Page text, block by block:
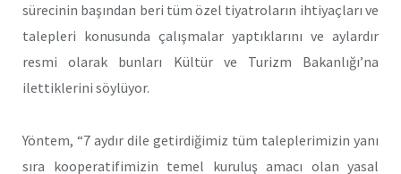
sürecinin başından beri tüm özel tiyatroların ihtiyaçları ve
talepleri konusunda çalışmalar yaptıklarını ve aylardır
resmi olarak bunları Kültür ve Turizm Bakanlığı’na
ilettiklerini söylüyor.
Yöntem, “7 aydır dile getirdiğimiz tüm taleplerimizin yanı
sıra kooperatifimizin temel kuruluş amacı olan yasal